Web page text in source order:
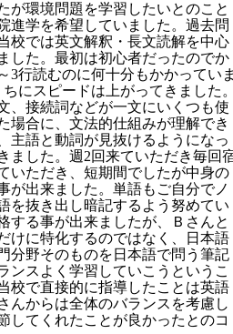
が環境問題を学習したいとのこと
進学を希望していました。過去問
校では英文解釈・長文読解を中心
した。最初は初心者だったのでか
3行読むのに何十分もかかってい
ちにスピードは上がってきました
、接続詞などが一文にいくつも使
場合に、文法的仕組みが理解でき
主語と動詞が見抜けるようになっ
ました。週2回来ていただき毎回
いただき、短期間でしたが中身の
が出来ました。単語もご自分でノ
を抜き出し暗記するよう努めてい
する事が出来ましたが、Ｂさんと
けに特化するのではなく、日本語
分野そのものを日本語で問う筆記
ンスよく学習していこうというこ
校で直接的に指導したことは英語
んからは全体のバランスを考慮し
してくれたことが良かったとのコ